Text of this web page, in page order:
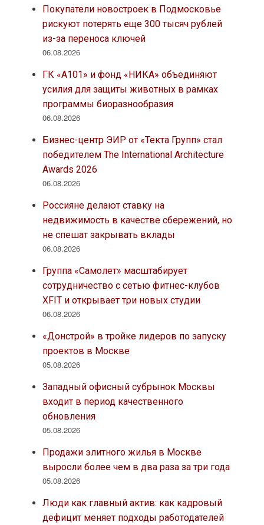
Покупатели новостроек в Подмосковье
рискуют потерять еще 300 тысяч рублей
из-за переноса ключей
06.08.2026
ГК «А101» и фонд «НИКА» объединяют
усилия для защиты животных в рамках
программы биоразнообразия
06.08.2026
Бизнес-центр ЭИР от «Текта Групп» стал
победителем The International Architecture
Awards 2026
06.08.2026
Россияне делают ставку на
недвижимость в качестве сбережений, но
не спешат закрывать вклады
06.08.2026
Группа «Самолет» масштабирует
сотрудничество с сетью фитнес-клубов
XFIT и открывает три новых студии
06.08.2026
«Донстрой» в тройке лидеров по запуску
проектов в Москве
05.08.2026
Западный офисный субрынок Москвы
входит в период качественного
обновления
05.08.2026
Продажи элитного жилья в Москве
выросли более чем в два раза за три года
05.08.2026
Люди как главный актив: как кадровый
дефицит меняет подходы работодателей